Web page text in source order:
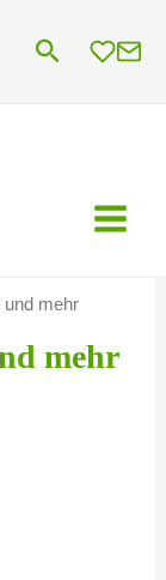
Suchen
mehr
mehr